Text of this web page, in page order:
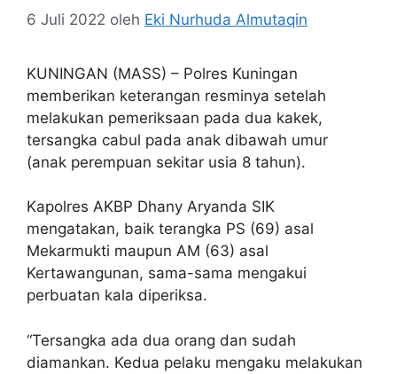
6 Juli 2022 oleh Eki Nurhuda Almutaqin
KUNINGAN (MASS) – Polres Kuningan
memberikan keterangan resminya setelah
melakukan pemeriksaan pada dua kakek,
tersangka cabul pada anak dibawah umur
(anak perempuan sekitar usia 8 tahun).
Kapolres AKBP Dhany Aryanda SIK
mengatakan, baik terangka PS (69) asal
Mekarmukti maupun AM (63) asal
Kertawangunan, sama-sama mengakui
perbuatan kala diperiksa.
“Tersangka ada dua orang dan sudah
diamankan. Kedua pelaku mengaku melakukan